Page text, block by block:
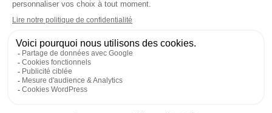
04 94 23 99 13
monaco@groupe-aquila.com
Ouvert 24h/24